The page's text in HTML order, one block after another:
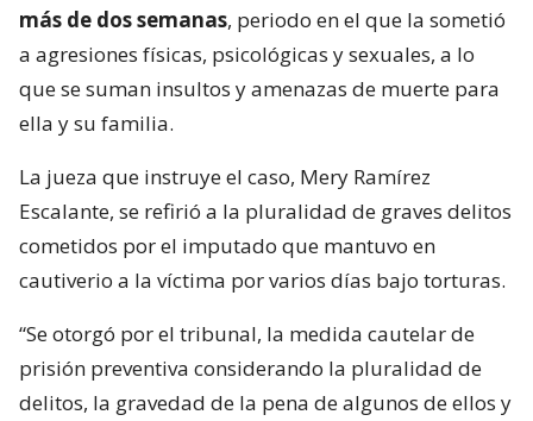
más de dos semanas, periodo en el que la sometió
a agresiones físicas, psicológicas y sexuales, a lo
que se suman insultos y amenazas de muerte para
ella y su familia.
La jueza que instruye el caso, Mery Ramírez
Escalante, se refirió a la pluralidad de graves delitos
cometidos por el imputado que mantuvo en
cautiverio a la víctima por varios días bajo torturas.
“Se otorgó por el tribunal, la medida cautelar de
prisión preventiva considerando la pluralidad de
delitos, la gravedad de la pena de algunos de ellos y